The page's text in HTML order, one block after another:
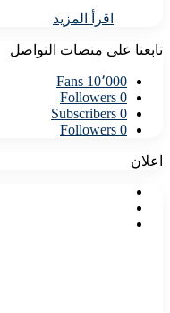
اقرأ المزيد
تابعنا على منصات التواصل
10٬000 Fans
0
Followers
0
Subscribers
0
Followers
اعلان